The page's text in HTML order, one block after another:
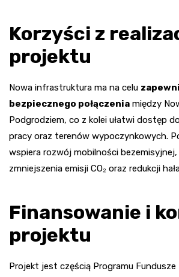
Korzyści z
projektu
Nowa infrastruktura ma na celu
bezpiecznego połączenia między
Podgrodziem, co z kolei ułatwi dostęp
pracy oraz terenów wypoczynkowych.
wspiera rozwój mobilności
zmniejszenia emisji CO₂ oraz redukcji
Finansowanie i
projektu
Projekt jest częścią Programu Fundusze